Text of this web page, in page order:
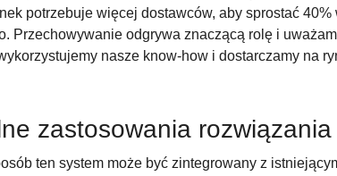
potrzebuje więcej dostawców, aby sprostać
Przechowywanie odgrywa znaczącą rolę i
nasze know-how i dostarczamy na
zastosowania rozwiązania
ten system może być zintegrowany z